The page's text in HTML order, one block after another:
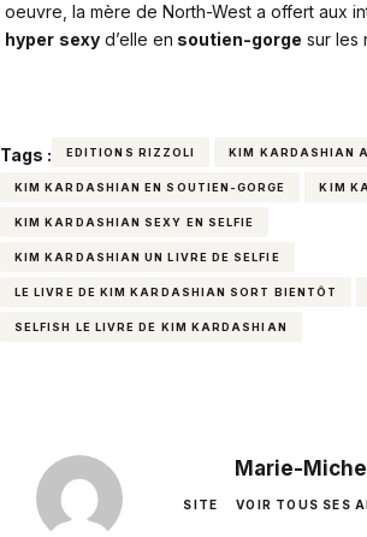
oeuvre, la mère de North-West a offert aux
hyper sexy d’elle en soutien-gorge sur les
Tags : EDITIONS RIZZOLI KIM KARDASHIAN
KIM KARDASHIAN EN SOUTIEN-GORGE KIM
KIM KARDASHIAN SEXY EN SELFIE
KIM KARDASHIAN UN LIVRE DE SELFIE
LE LIVRE DE KIM KARDASHIAN SORT BIENTÔT
SELFISH LE LIVRE DE KIM KARDASHIAN
Marie-
SITE VOIR TOUS SES